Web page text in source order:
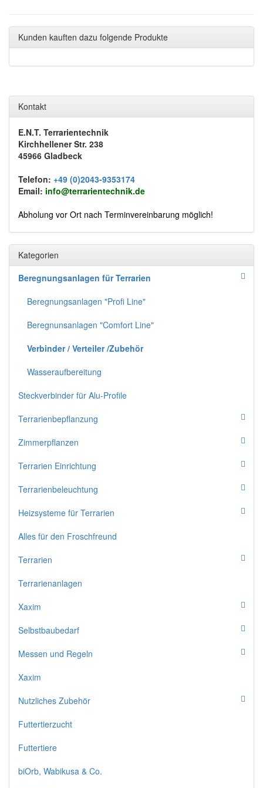
Kunden kauften dazu folgende Produkte
Kontakt
E.N.T. Terrarientechnik
Kirchhellener Str. 238
45966 Gladbeck
Telefon: +49 (0)2043-9353174
Email: info@terrarientechnik.de
Abholung vor Ort nach Terminvereinbarung möglich!
Kategorien
Beregnungsanlagen für Terrarien
Beregnungsanlagen "Profi Line"
Beregnunsanlagen "Comfort Line"
Verbinder / Verteiler /Zubehör
Wasseraufbereitung
Steckverbinder für Alu-Profile
Terrarienbepflanzung
Zimmerpflanzen
Terrarien Einrichtung
Terrarienbeleuchtung
Heizsysteme für Terrarien
Alles für den Froschfreund
Terrarien
Terrarienanlagen
Xaxim
Selbstbaubedarf
Messen und Regeln
Xaxim
Nutzliches Zubehör
Futtertierzucht
Futtertiere
biOrb, Wabikusa & Co.